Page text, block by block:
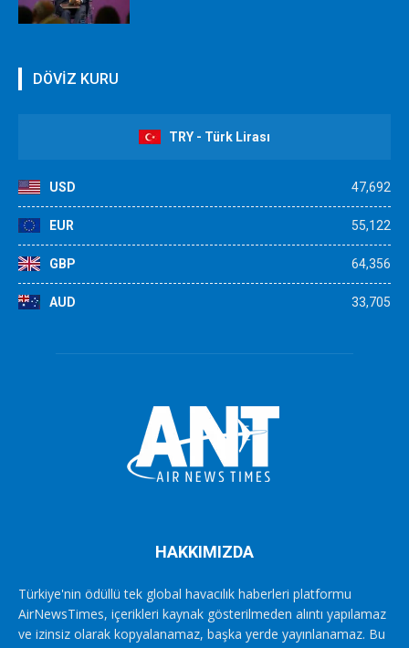
DÖVİZ KURU
TRY - Türk Lirası
USD 47,692
EUR 55,122
GBP 64,356
AUD 33,705
HAKKIMIZDA
Türkiye'nin ödüllü tek global havacılık haberleri platformu
AirNewsTimes, içerikleri kaynak gösterilmeden alıntı yapılamaz
ve izinsiz olarak kopyalanamaz, başka yerde yayınlanamaz. Bu